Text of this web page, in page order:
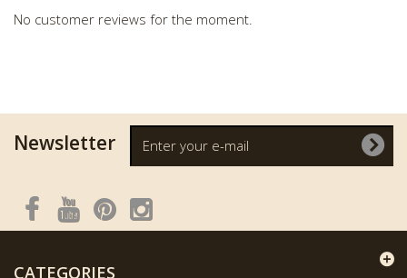
No customer reviews for the moment.
Newsletter
CATEGORIES